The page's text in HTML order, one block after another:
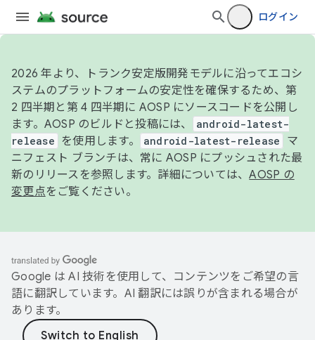
ログイン
2026 年より、トランク安定版開発モデルに沿ってエコシ
ステムのプラットフォームの安定性を確保するため、第
2 四半期と第 4 四半期に AOSP にソースコードを公開し
ます。AOSP のビルドと投稿には、
android-latest-
release
を使用します。 android-latest-release
マ
ニフェスト ブランチは、常に AOSP にプッシュされた最
新のリリースを参照します。詳細については、AOSP の
変更点をご覧ください。
Google は AI 技術を使用して、コンテンツをご希望の言
語に翻訳しています。AI 翻訳には誤りが含まれる場合が
あります。